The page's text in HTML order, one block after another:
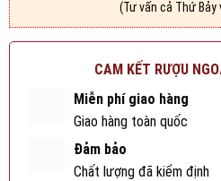
(Tư vấn cả Thứ Bảy
CAM KẾT RƯỢU
Miễn phí giao hàng
Giao hàng toàn quốc
Đảm bảo
Chất lượng đã kiểm định